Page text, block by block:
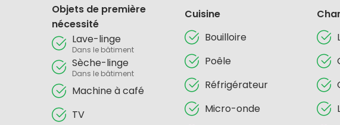
Objets de première
nécessité
Lave-linge
Dans le bâtiment
Sèche-linge
Dans le bâtiment
Machine à café
TV
Cuisine
Bouilloire
Poêle
Réfrigérateur
Micro-onde